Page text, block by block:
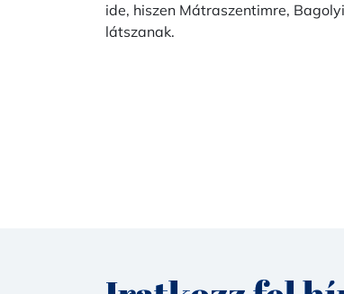
ide, hiszen Mátraszentimre,
látszanak.